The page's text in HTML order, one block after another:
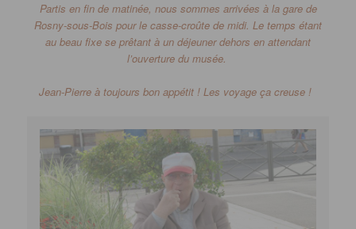
Partis en fin de matinée, nous sommes arrivées à la gare de
Rosny-sous-Bois pour le casse-croûte de midi. Le temps étant
au beau fixe se prêtant à un déjeuner dehors en attendant
l’ouverture du musée.
Jean-Pierre à toujours bon appétit !Les voyage ça creuse !